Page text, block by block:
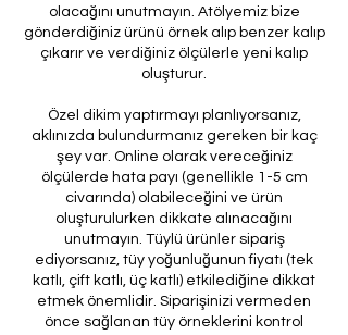
olacağını unutmayın. Atölyemiz bize
gönderdiğiniz ürünü örnek alıp benzer kalıp
çıkarır ve verdiğiniz ölçülerle yeni kalıp
oluşturur.
Özel dikim yaptırmayı planlıyorsanız,
aklınızda bulundurmanız gereken bir kaç
şey var. Online olarak vereceğiniz
ölçülerde hata payı (genellikle 1-5 cm
civarında) olabileceğini ve ürün
oluşturulurken dikkate alınacağını
unutmayın. Tüylü ürünler sipariş
ediyorsanız, tüy yoğunluğunun fiyatı (tek
katlı, çift katlı, üç katlı) etkilediğine dikkat
etmek önemlidir. Siparişinizi vermeden
önce sağlanan tüy örneklerini kontrol